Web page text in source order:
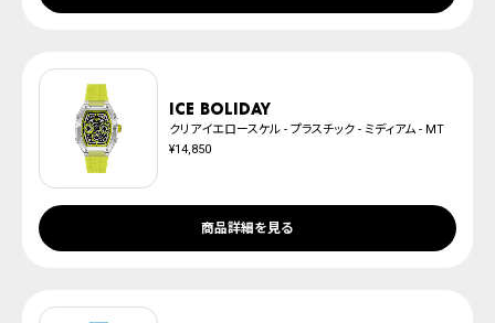
ICE boliday
クリアイエロースケル - プラスチック - ミディアム - MT
¥14,850
商品詳細を見る